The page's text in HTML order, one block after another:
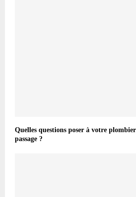
Quelles questions poser à votre
passage ?